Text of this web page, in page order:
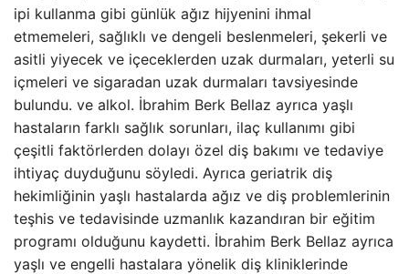
ipi kullanma gibi günlük ağız hijyenini ihmal
etmemeleri, sağlıklı ve dengeli beslenmeleri, şekerli ve
asitli yiyecek ve içeceklerden uzak durmaları, yeterli su
içmeleri ve sigaradan uzak durmaları tavsiyesinde
bulundu. ve alkol. İbrahim Berk Bellaz ayrıca yaşlı
hastaların farklı sağlık sorunları, ilaç kullanımı gibi
çeşitli faktörlerden dolayı özel diş bakımı ve tedaviye
ihtiyaç duyduğunu söyledi. Ayrıca geriatrik diş
hekimliğinin yaşlı hastalarda ağız ve diş problemlerinin
teşhis ve tedavisinde uzmanlık kazandıran bir eğitim
programı olduğunu kaydetti. İbrahim Berk Bellaz ayrıca
yaşlı ve engelli hastalara yönelik diş kliniklerinde